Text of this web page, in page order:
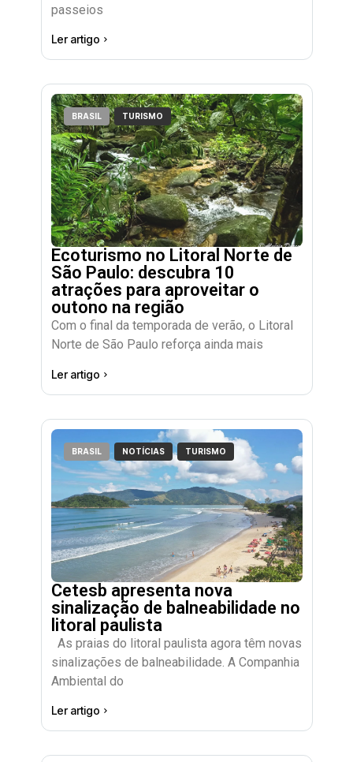
passeios
Ler artigo
BRASIL TURISMO
Ecoturismo no Litoral Norte de
São Paulo: descubra 10
atrações para aproveitar o
outono na região
Com o final da temporada de verão, o Litoral
Norte de São Paulo reforça ainda mais
Ler artigo
BRASIL NOTÍCIAS TURISMO
Cetesb apresenta nova
sinalização de balneabilidade no
litoral paulista
As praias do litoral paulista agora têm novas
sinalizações de balneabilidade. A Companhia
Ambiental do
Ler artigo